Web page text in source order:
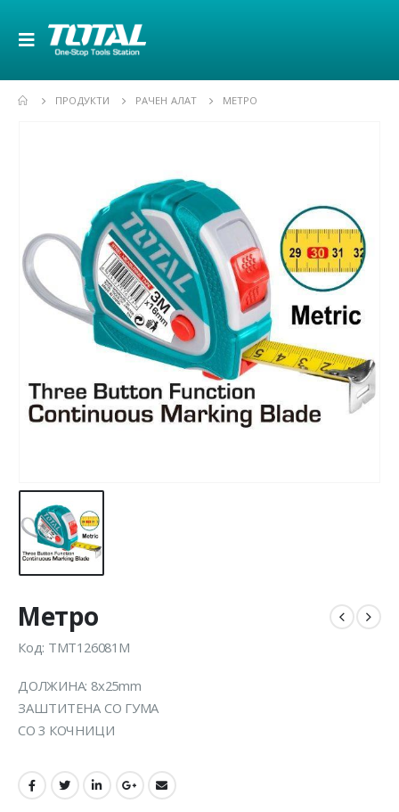
ПРОДУКТИ РАЧЕН АЛАТ МЕТРО
Метро
Код: TMT126081M
ДОЛЖИНА: 8x25mm
ЗАШТИТЕНА СО ГУМА
СО 3 КОЧНИЦИ